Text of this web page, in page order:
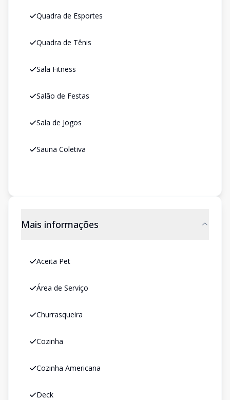
Quadra de Esportes
Quadra de Tênis
Sala Fitness
Salão de Festas
Sala de Jogos
Sauna Coletiva
Mais informações
Aceita Pet
Área de Serviço
Churrasqueira
Cozinha
Cozinha Americana
Deck